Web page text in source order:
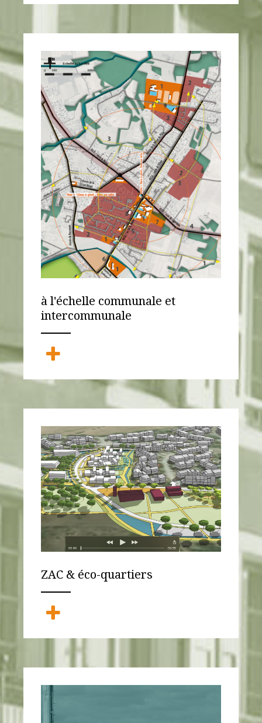
à l'échelle communale et
intercommunale
ANEMPTYTEXTLLINE
ZAC & éco-quartiers
ANEMPTYTEXTLLINE